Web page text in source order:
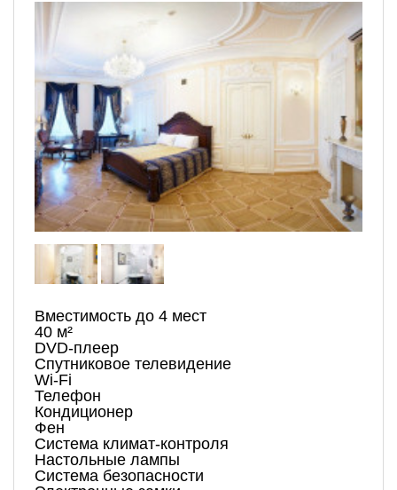
Вместимость до 4 мест
40 м²
DVD-плеер
Спутниковое телевидение
Wi-Fi
Телефон
Кондиционер
Фен
Система климат-контроля
Настольные лампы
Система безопасности